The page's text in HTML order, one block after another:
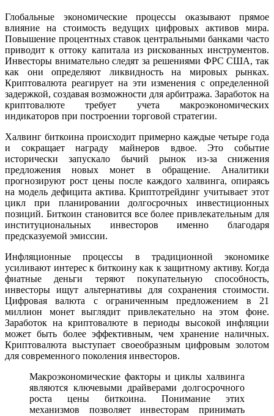
Глобальные экономические процессы оказывают прямое
влияние на стоимость ведущих цифровых активов мира.
Повышение процентных ставок центральными банками часто
приводит к оттоку капитала из рискованных инструментов.
Инвесторы внимательно следят за решениями ФРС США, так
как они определяют ликвидность на мировых рынках.
Криптовалюта реагирует на эти изменения с определенной
задержкой, создавая возможности для арбитража. Заработок на
криптовалюте требует учета макроэкономических
индикаторов при построении торговой стратегии.
Халвинг биткоина происходит примерно каждые четыре года
и сокращает награду майнеров вдвое. Это событие
исторически запускало бычий рынок из-за снижения
предложения новых монет в обращение. Аналитики
прогнозируют рост цены после каждого халвинга, опираясь
на модель дефицита актива. Криптотрейдинг учитывает этот
цикл при планировании долгосрочных инвестиционных
позиций. Биткоин становится все более привлекательным для
институциональных инвесторов именно благодаря
предсказуемой эмиссии.
Инфляционные процессы в традиционной экономике
усиливают интерес к биткоину как к защитному активу. Когда
фиатные деньги теряют покупательную способность,
инвесторы ищут альтернативы для сохранения стоимости.
Цифровая валюта с ограниченным предложением в 21
миллион монет выглядит привлекательно на этом фоне.
Заработок на криптовалюте в периоды высокой инфляции
может быть более эффективным, чем хранение наличных.
Криптовалюта выступает своеобразным цифровым золотом
для современного поколения инвесторов.
Макроэкономические факторы и циклы халвинга
являются ключевыми драйверами долгосрочного
роста цены биткоина. Понимание этих
механизмов позволяет инвесторам принимать